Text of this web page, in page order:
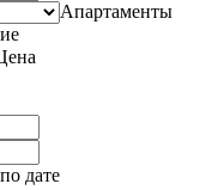
Апартаменты
по дате